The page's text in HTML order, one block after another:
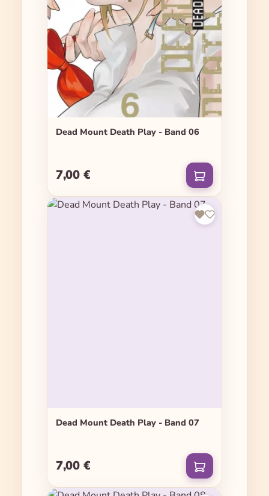
Dead Mount Death Play - Band 06
Regulärer Preis:
7,00 €
Dead Mount Death Play - Band 07
Regulärer Preis:
7,00 €